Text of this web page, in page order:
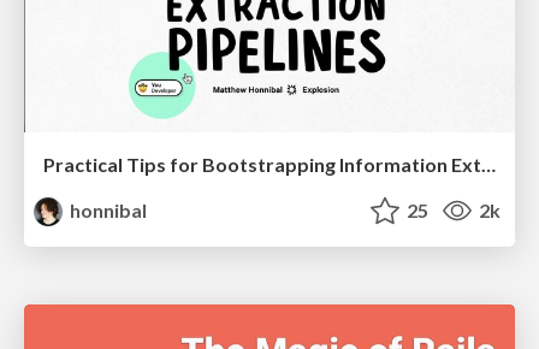
Practical Tips for Bootstrapping Information Extraction Pipelines
honnibal
25 2k